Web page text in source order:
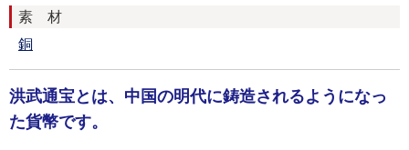
素 材
銅
洪武通宝とは、中国の明代に鋳造されるようになっ
た貨幣です。